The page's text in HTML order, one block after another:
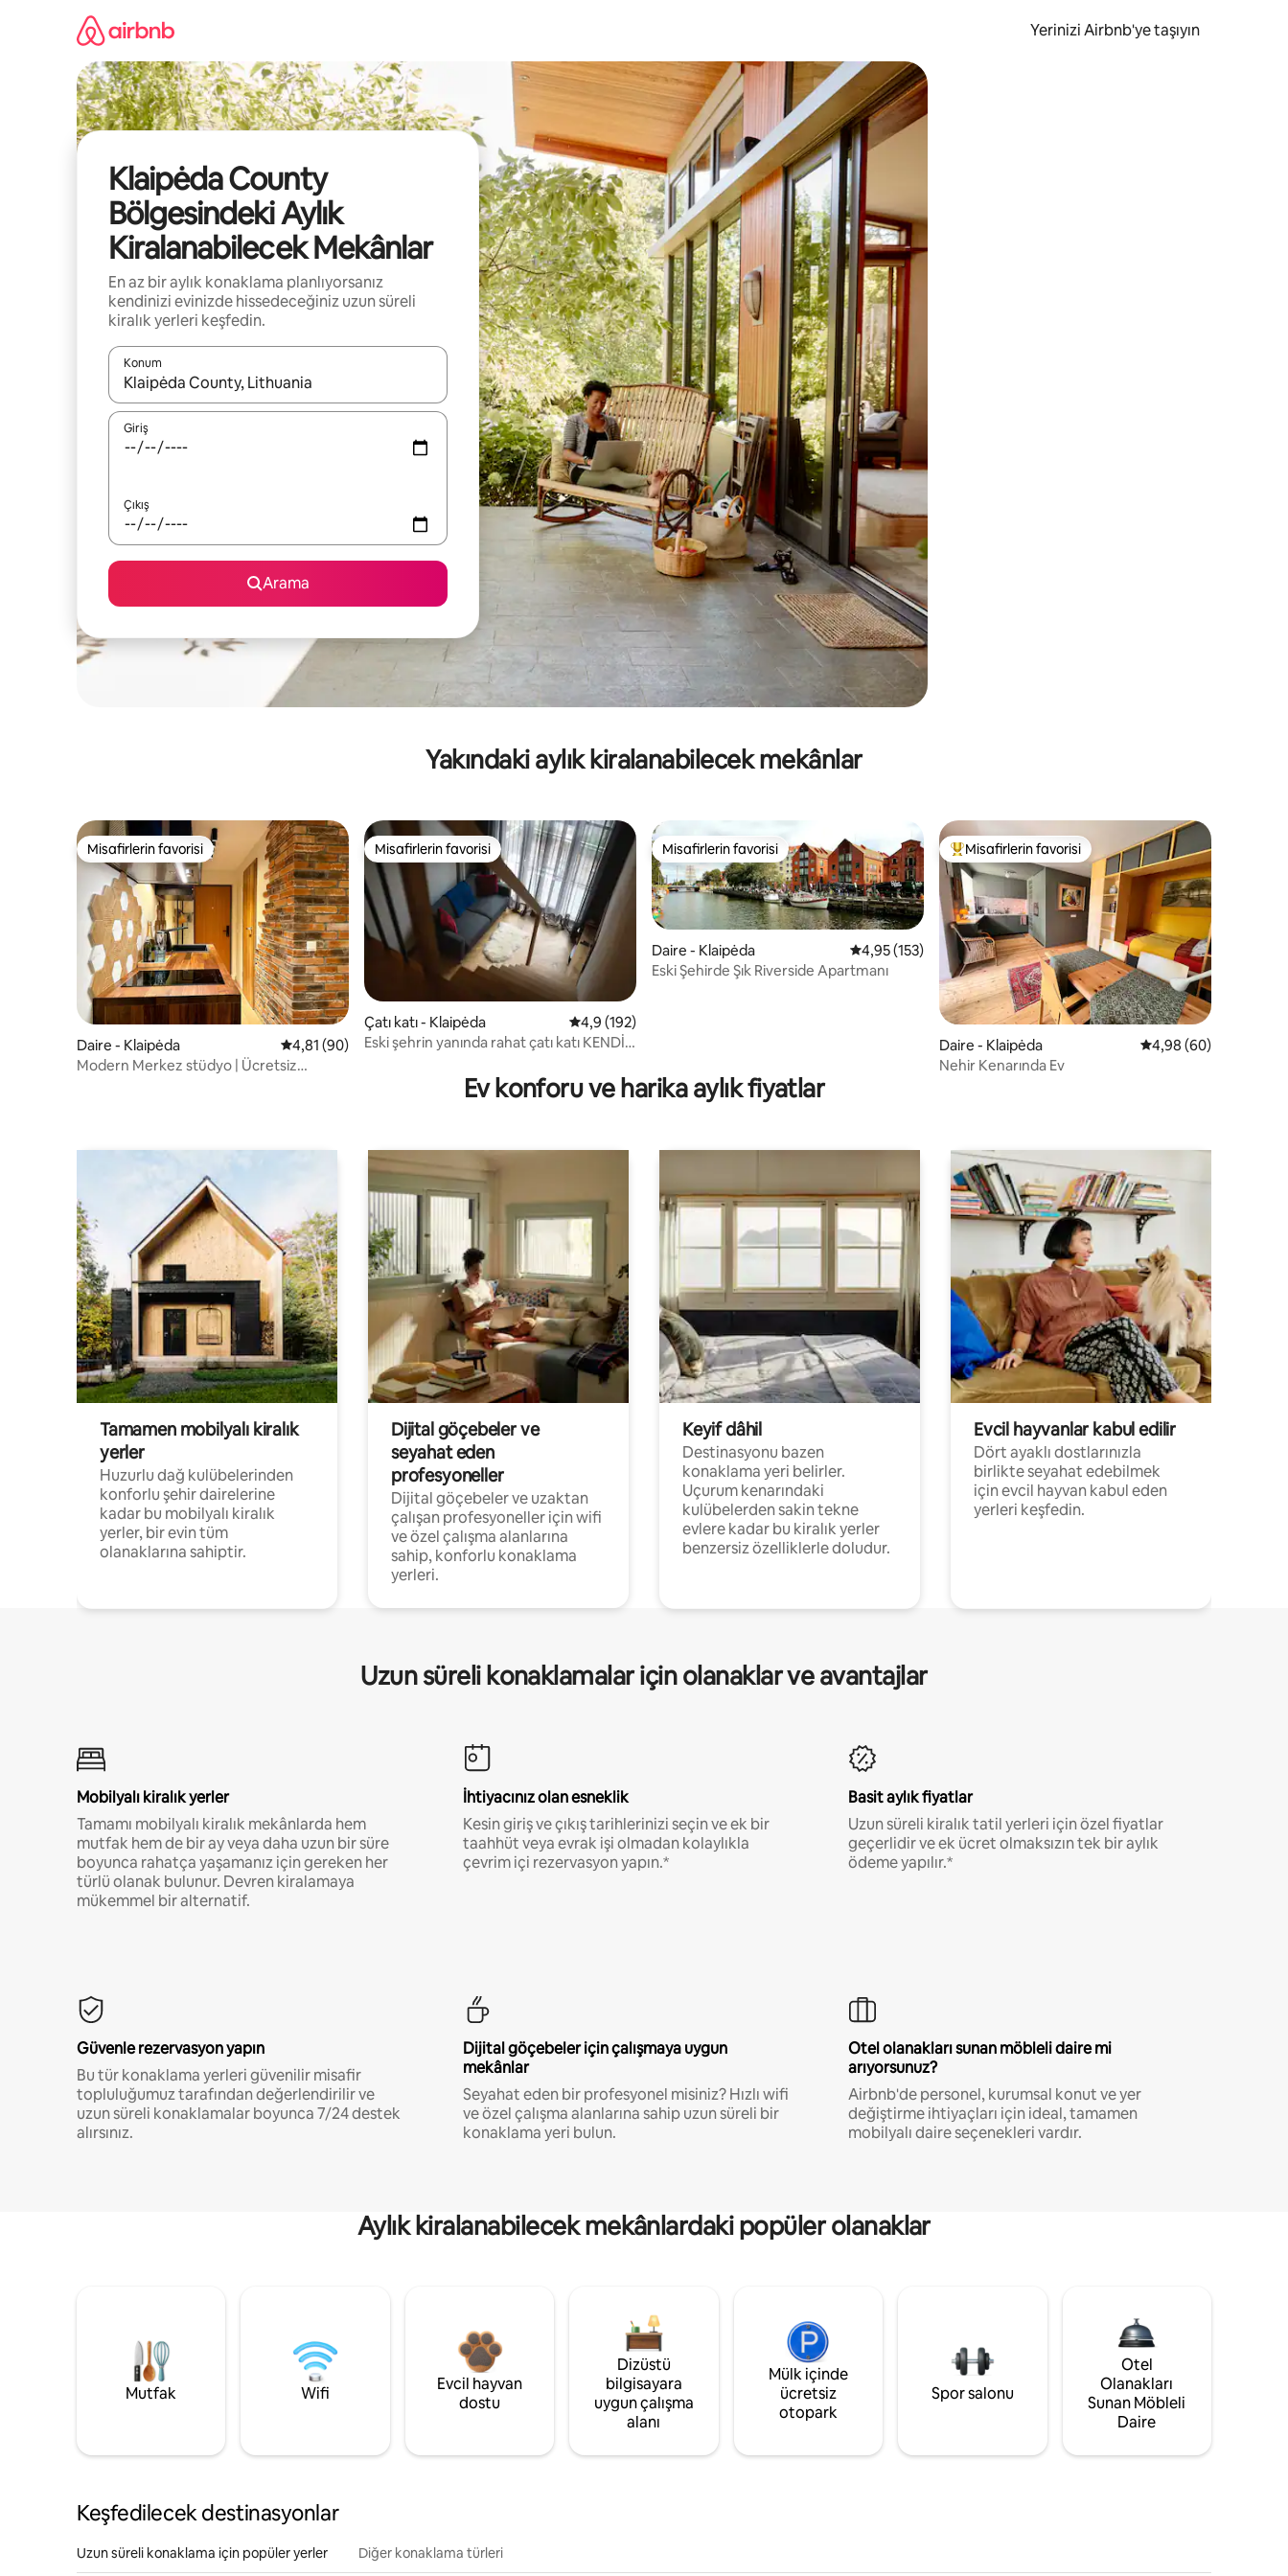
Yerinizi Airbnb'ye taşıyın
Klaipėda County
Bölgesindeki Aylık
Kiralanabilecek Mekânlar
En az bir aylık konaklama planlıyorsanız
kendinizi evinizde hissedeceğiniz uzun süreli
kiralık yerleri keşfedin.
Konum
Sonuçlar kullanılabilir olduğunda yukarı ve aşağı oklarıyla gezinin veya dokunarak ya da kaydırma hareketleriyle keşfedin.
Giriş
Çıkış
Arama
Yakındaki aylık kiralanabilecek mekânlar
Misafirlerin favorisi
Misafirlerin favorisi
Daire - Klaipėda 5 üzerinden ortalama 4,81 puan, 90 değerlendirme
4,81 (90)
Modern Merkez stüdyo | Ücretsiz
Misafirlerin favorisi
Misafirlerin favorisi
Çatı katı - Klaipėda 5 üzerinden ortalama 4,9 puan, 192 değerlendirme
4,9 (192)
Eski şehrin yanında rahat çatı katı KENDİ
Misafirlerin favorisi
Misafirlerin favorisi
Daire - Klaipėda 5 üzerinden ortalama 4,95 puan, 153 değerlendirme
4,95 (153)
Eski Şehirde Şık Riverside Apartmanı
Misafirlerin favorilerinden en beğenilenler arasında
Misafirlerin favorisi
Daire - Klaipėda 5 üzerinden ortalama
4,98 (60)
Nehir Kenarında Ev
Ev konforu ve harika aylık fiyatlar
Tamamen mobilyalı kiralık
yerler
Huzurlu dağ kulübelerinden
konforlu şehir dairelerine
kadar bu mobilyalı kiralık
yerler, bir evin tüm
olanaklarına sahiptir.
Dijital göçebeler ve
seyahat eden
profesyoneller
Dijital göçebeler ve uzaktan
çalışan profesyoneller için wifi
ve özel çalışma alanlarına
sahip, konforlu konaklama
yerleri.
Keyif dâhil
Destinasyonu bazen
konaklama yeri belirler.
Uçurum kenarındaki
kulübelerden sakin tekne
evlere kadar bu kiralık yerler
benzersiz özelliklerle doludur.
Evcil hayvanlar kabul edilir
Dört ayaklı dostlarınızla
birlikte seyahat edebilmek
için evcil hayvan kabul eden
yerleri keşfedin.
Uzun süreli konaklamalar için olanaklar ve avantajlar
Mobilyalı kiralık yerler
Tamamı mobilyalı kiralık mekânlarda hem
mutfak hem de bir ay veya daha uzun bir süre
boyunca rahatça yaşamanız için gereken her
türlü olanak bulunur. Devren kiralamaya
mükemmel bir alternatif.
İhtiyacınız olan esneklik
Kesin giriş ve çıkış tarihlerinizi seçin ve ek bir
taahhüt veya evrak işi olmadan kolaylıkla
çevrim içi rezervasyon yapın.*
Basit aylık fiyatlar
Uzun süreli kiralık tatil yerleri için özel fiyatlar
geçerlidir ve ek ücret olmaksızın tek bir aylık
ödeme yapılır.*
Güvenle rezervasyon yapın
Bu tür konaklama yerleri güvenilir misafir
topluluğumuz tarafından değerlendirilir ve
uzun süreli konaklamalar boyunca 7/24 destek
alırsınız.
Dijital göçebeler için çalışmaya uygun
mekânlar
Seyahat eden bir profesyonel misiniz? Hızlı wifi
ve özel çalışma alanlarına sahip uzun süreli bir
konaklama yeri bulun.
Otel olanakları sunan möbleli daire mi
arıyorsunuz?
Airbnb'de personel, kurumsal konut ve yer
değiştirme ihtiyaçları için ideal, tamamen
mobilyalı daire seçenekleri vardır.
Aylık kiralanabilecek mekânlardaki popüler olanaklar
Mutfak Wifi
Evcil hayvan
dostu
Dizüstü
bilgisayara
uygun çalışma
alanı
Mülk içinde
ücretsiz
otopark
Spor salonu
Otel
Olanakları
Sunan Möbleli
Daire
Keşfedilecek destinasyonlar
Uzun süreli konaklama için popüler yerler Diğer konaklama türleri